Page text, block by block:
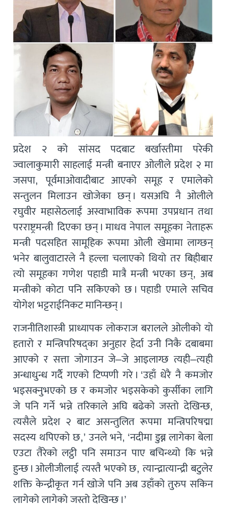
प्रदेश २ को सांसद पदबाट बर्खास्तीमा परेकी
ज्वालाकुमारी साहलाई मन्त्री बनाएर ओलीले प्रदेश २ मा
जसपा, पूर्वमाओवादीबाट आएको समूह र एमालेको
सन्तुलन मिलाउन खोजेका छन् । यसअघि नै ओलीले
रघुवीर महासेठलाई अस्वाभाविक रूपमा उपप्रधान तथा
परराष्ट्रमन्त्री दिएका छन् । माधव नेपाल समूहका नेताहरू
मन्त्री पदसहित सामूहिक रूपमा ओली खेमामा लाग्छन्
भनेर बालुवाटारले नै हल्ला चलाएको थियो तर बिहीबार
त्यो समूहका गणेश पहाडी मात्रै मन्त्री भएका छन्, अब
मन्त्रीको कोटा पनि सकिएको छ । पहाडी एमाले सचिव
योगेश भट्टराईनिकट मानिन्छन् ।
राजनीतिशास्त्री प्राध्यापक लोकराज बरालले ओलीको यो
हतारो र मन्त्रिपरिषद्का अनुहार हेर्दा उनी निकै दबाबमा
आएको र सत्ता जोगाउन जे–जे आइलाग्छ त्यही–त्यही
अन्धाधुन्ध गर्दै गएको टिप्पणी गरे । ‘उहाँ धेरै नै कमजोर
भइसक्नुभएको छ र कमजोर भइसकेको कुर्सीका लागि
जे पनि गर्ने भन्ने तरिकाले अघि बढेको जस्तो देखिन्छ,
त्यसैले प्रदेश २ बाट असन्तुलित रूपमा मन्त्रिपरिषद्मा
सदस्य थपिएको छ,’ उनले भने, ‘नदीमा डुब्न लागेका बेला
एउटा तैरेको लट्ठी पनि समाउन पाए बचिन्थ्यो कि भन्ने
हुन्छ । ओलीजीलाई त्यस्तै भएको छ, त्यान्द्रात्यान्द्री बटुलेर
शक्ति केन्द्रीकृत गर्न खोजे पनि अब उहाँको तुरुप सकिन
लागेको लागेको जस्तो देखिन्छ ।’